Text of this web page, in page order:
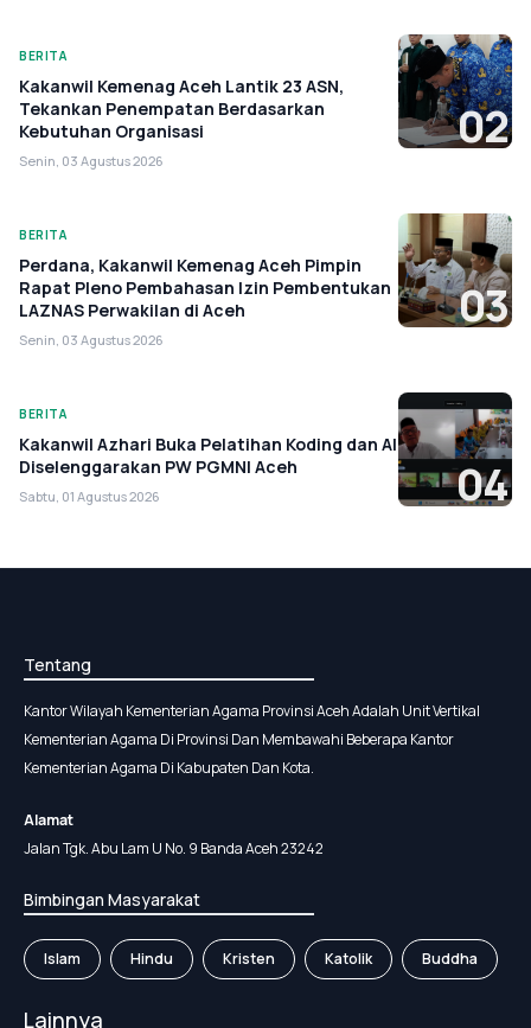
BERITA
Kakanwil Kemenag Aceh Lantik 23 ASN,
Tekankan Penempatan Berdasarkan
Kebutuhan Organisasi
Senin, 03 Agustus 2026
02
BERITA
Perdana, Kakanwil Kemenag Aceh Pimpin
Rapat Pleno Pembahasan Izin Pembentukan
LAZNAS Perwakilan di Aceh
Senin, 03 Agustus 2026
03
BERITA
Kakanwil Azhari Buka Pelatihan Koding dan AI
Diselenggarakan PW PGMNI Aceh
Sabtu, 01 Agustus 2026 04
Tentang
Kantor Wilayah Kementerian Agama Provinsi Aceh Adalah Unit Vertikal
Kementerian Agama Di Provinsi Dan Membawahi Beberapa Kantor
Kementerian Agama Di Kabupaten Dan Kota.
Alamat
Jalan Tgk. Abu Lam U No. 9 Banda Aceh 23242
Bimbingan Masyarakat
Islam Hindu Kristen Katolik Buddha
Lainnya